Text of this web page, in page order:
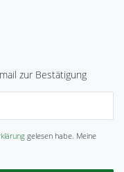
zur Bestätigung
gelesen habe. Meine